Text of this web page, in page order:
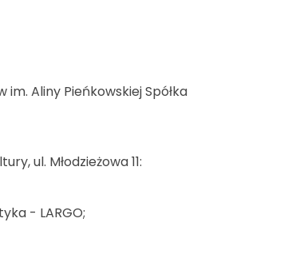
Aliny Pieńkowskiej Spółka
ul. Młodzieżowa 11:
- LARGO;